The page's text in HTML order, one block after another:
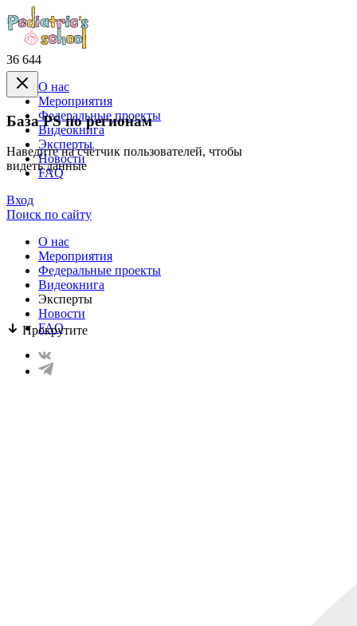
36 644
База PS по регионам
Наведите на счётчик пользователей, чтобы
видеть данные
Прокрутите
О нас
Mероприятия
Федеральные проекты
Видеокнига
Эксперты
Новости
FAQ
Вход
Поиск по сайту
О нас
Mероприятия
Федеральные проекты
Видеокнига
Эксперты
Новости
FAQ